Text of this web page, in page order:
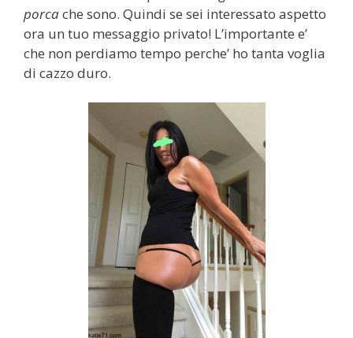
porcache sono. Quindi se sei interessato aspetto
ora un tuo messaggio privato! L’importante e’
che non perdiamo tempo perche’ ho tanta voglia
di cazzo duro.